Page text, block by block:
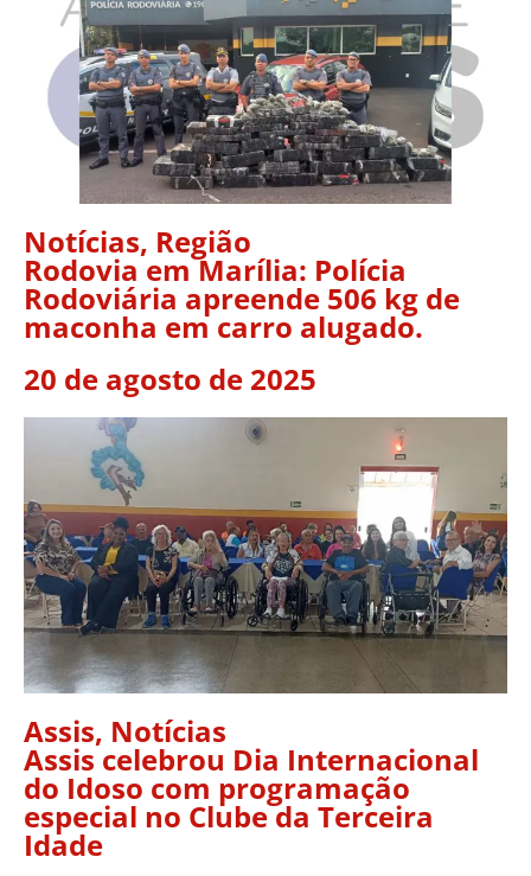
Notícias, Região
Rodovia em Marília: Polícia
Rodoviária apreende 506 kg de
maconha em carro alugado.
20 de agosto de 2025
Assis, Notícias
Assis celebrou Dia Internacional
do Idoso com programação
especial no Clube da Terceira
Idade